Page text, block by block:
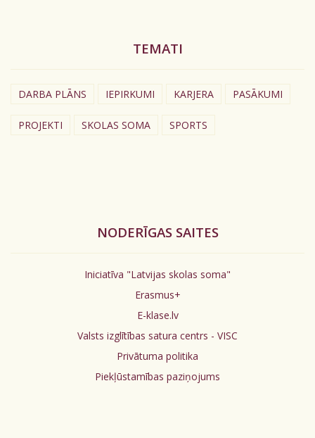
TEMATI
DARBA PLĀNS IEPIRKUMI KARJERA PASĀKUMI
PROJEKTI SKOLAS SOMA SPORTS
NODERĪGAS SAITES
Iniciatīva "Latvijas skolas soma"
Erasmus+
E-klase.lv
Valsts izglītības satura centrs - VISC
Privātuma politika
Piekļūstamības paziņojums